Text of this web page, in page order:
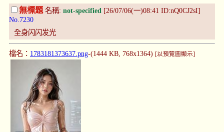
無標題 名稱: not-specified [26/07/06(一)08:41 ID:nQ0CJ2sI]
No.7230
全身闪闪发光
檔名： 1783181373637.png-(1444 KB, 768x1364) [以預覽圖顯示]